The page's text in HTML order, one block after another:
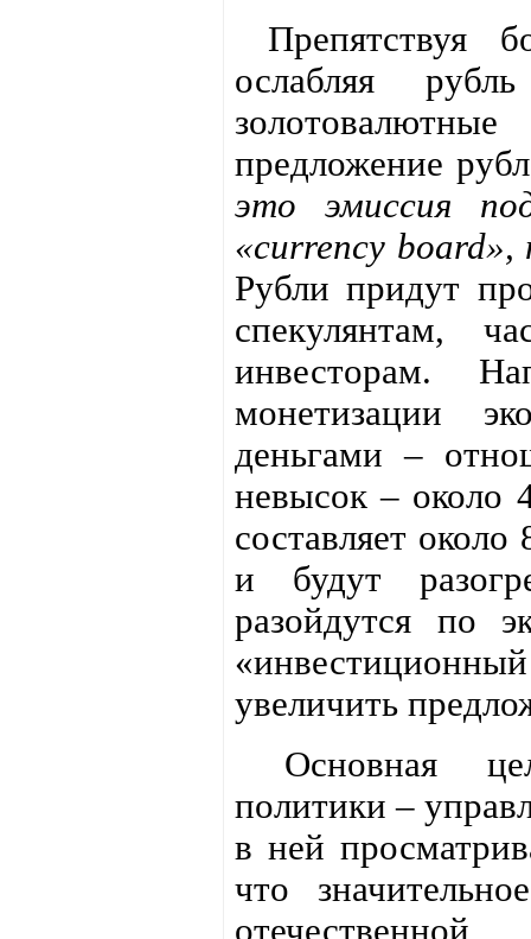
Препятствуя
ослабляя
предложение
это эмиссия
«currency board»,
Рубли придут
спекулянтам,
инвесторам.
монетизации
деньгами –
невысок – около
составляет
и будут
разойдутся по
увеличить
Основная
политики –
в ней
что